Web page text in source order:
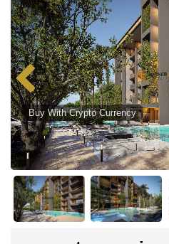
Buy With Crypto Currency